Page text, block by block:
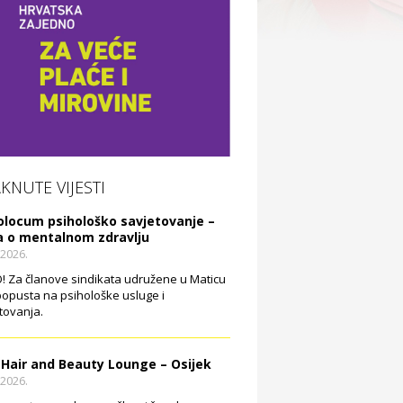
VIJESTI
psihološko savjetovanje –
o mentalnom zdravlju
Za članove sindikata udružene u Maticu
na psihološke usluge i
Hair and Beauty Lounge – Osijek